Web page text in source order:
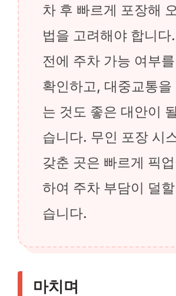
차 후 빠르게 포장해
법을 고려해야 합니다
전에 주차 가능 여부
확인하고, 대중교통을
는 것도 좋은 대안이
습니다. 무인 포장 시
갖춘 곳은 빠르게 픽
하여 주차 부담이 덜
습니다.
마치며